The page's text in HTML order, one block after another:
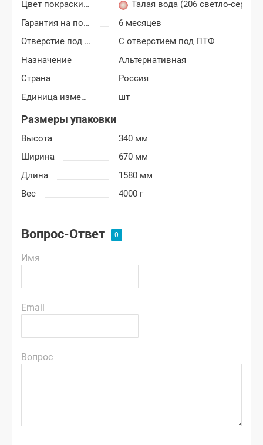
Цвет покраски ВАЗ 2113, 2114, 2115
Талая вода (206 светло-серый)
Гарантия на покраску
6 месяцев
Отверстие под ПТФ
С отверстием под ПТФ
Назначение
Альтернативная
Страна
Россия
Единица измерения
шт
Размеры упаковки
Высота
340 мм
Ширина
670 мм
Длина
1580 мм
Вес
4000 г
Вопрос-Ответ
Имя
Email
Вопрос